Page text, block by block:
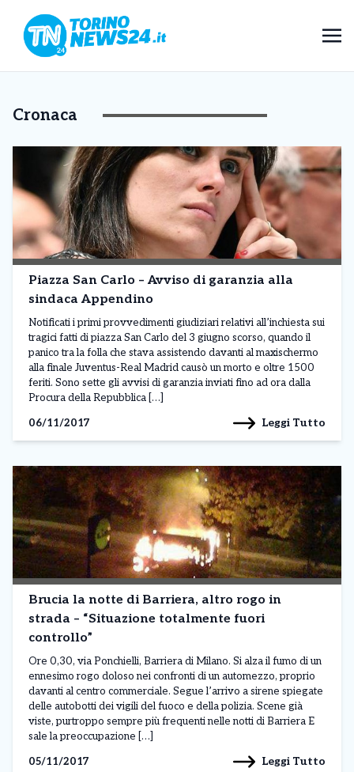
Cronaca
Piazza San Carlo – Avviso di garanzia alla
sindaca Appendino
Notificati i primi provvedimenti giudiziari relativi all’inchiesta sui
tragici fatti di piazza San Carlo del 3 giugno scorso, quando il
panico tra la folla che stava assistendo davanti al maxischermo
alla finale Juventus-Real Madrid causò un morto e oltre 1500
feriti. Sono sette gli avvisi di garanzia inviati fino ad ora dalla
Procura della Repubblica […]
06/11/2017
Leggi Tutto
Brucia la notte di Barriera, altro rogo in
strada – “Situazione totalmente fuori
controllo”
Ore 0,30, via Ponchielli, Barriera di Milano. Si alza il fumo di un
ennesimo rogo doloso nei confronti di un automezzo, proprio
davanti al centro commerciale. Segue l’arrivo a sirene spiegate
delle autobotti dei vigili del fuoco e della polizia. Scene già
viste, purtroppo sempre più frequenti nelle notti di Barriera E
sale la preoccupazione […]
05/11/2017
Leggi Tutto